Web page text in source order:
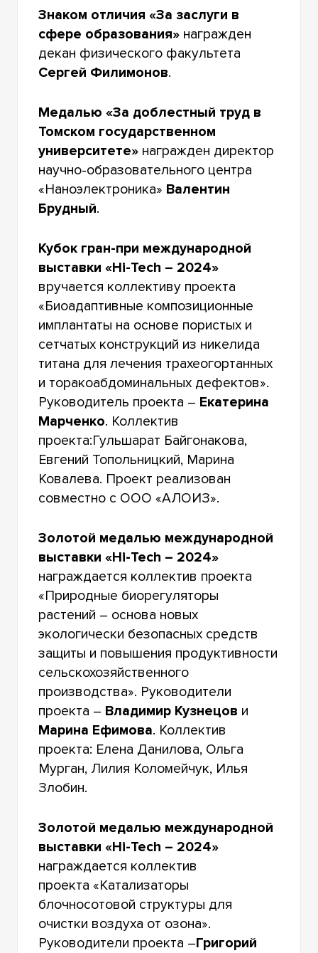
Знаком отличия «За заслуги в
сфере образования» награжден
декан физического факультета
Сергей Филимонов.
Медалью «За доблестный труд в
Томском государственном
университете» награжден директор
научно-образовательного центра
«Наноэлектроника» Валентин
Брудный.
Кубок гран-при международной
выставки «Hi-Tech – 2024»
вручается коллективу проекта
«Биоадаптивные композиционные
имплантаты на основе пористых и
сетчатых конструкций из никелида
титана для лечения трахеогортанных
и торакоабдоминальных дефектов».
Руководитель проекта – Екатерина
Марченко. Коллектив
проекта:Гульшарат Байгонакова,
Евгений Топольницкий, Марина
Ковалева. Проект реализован
совместно с ООО «АЛОИЗ».
Золотой медалью международной
выставки «Hi-Tech – 2024»
награждается коллектив проекта
«Природные биорегуляторы
растений – основа новых
экологически безопасных средств
защиты и повышения продуктивности
сельскохозяйственного
производства». Руководители
проекта – Владимир Кузнецов и
Марина Ефимова. Коллектив
проекта: Елена Данилова, Ольга
Мурган, Лилия Коломейчук, Илья
Злобин.
Золотой медалью международной
выставки «Hi-Tech – 2024»
награждается коллектив
проекта «Катализаторы
блочносотовой структуры для
очистки воздуха от озона».
Руководители проекта –Григорий